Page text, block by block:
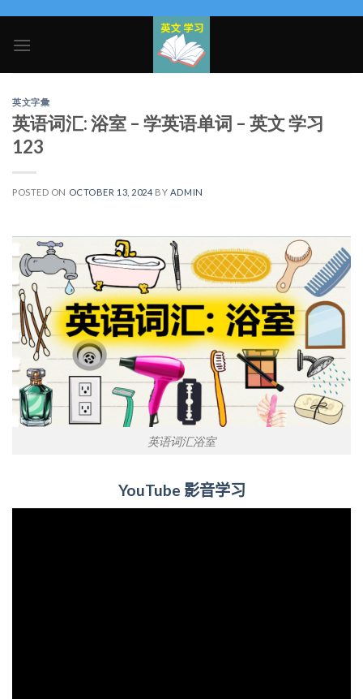
content
英文字彙
英语词汇: 浴室 – 学英语单词 – 英文 学习
123
POSTED ON OCTOBER 13, 2024 BY ADMIN
英语词汇浴室
YouTube 影音学习